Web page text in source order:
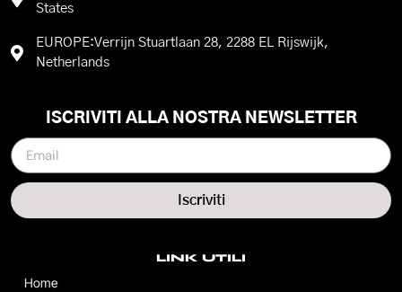
States
EUROPE:Verrijn Stuartlaan 28, 2288 EL Rijswijk,
Netherlands
LINK UTILI
Home
ISCRIVITI ALLA NOSTRA NEWSLETTER
Iscriviti